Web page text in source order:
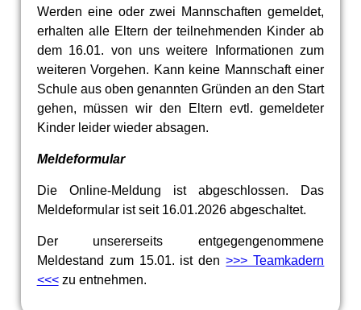
Werden eine oder zwei Mannschaften gemeldet,
erhalten alle Eltern der teilnehmenden Kinder ab
dem 16.01. von uns weitere Informationen zum
weiteren Vorgehen. Kann keine Mannschaft einer
Schule aus oben genannten Gründen an den Start
gehen, müssen wir den Eltern evtl. gemeldeter
Kinder leider wieder absagen.
Meldeformular
Die Online-Meldung ist abgeschlossen. Das
Meldeformular ist seit 16.01.2026 abgeschaltet.
Der unsererseits entgegengenommene
Meldestand zum 15.01. ist den>>> Teamkadern
<<<zu entnehmen.